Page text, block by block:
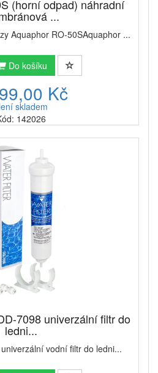
(horní odpad) náhradní
...
Aquaphor RO-50SAquaphor ...
Do košíku
Kč
skladem
142026
7098 univerzální filtr do
ledni...
vodní filtr do ledni...